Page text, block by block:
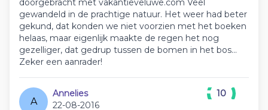
doorgebracht met vakantieveluwe.com Veel
gewandeld in de prachtige natuur. Het weer had beter
gekund, dat konden we niet voorzien met het boeken
helaas, maar eigenlijk maakte de regen het nog
gezelliger, dat gedrup tussen de bomen in het bos...
Zeker een aanrader!
A
Annelies
22-08-2016
10